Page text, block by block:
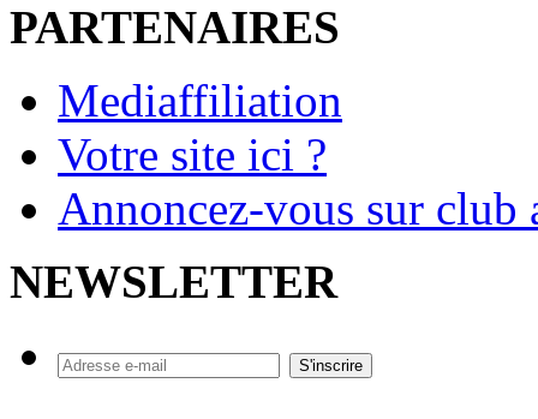
PARTENAIRES
Mediaffiliation
Votre site ici ?
Annoncez-vous sur
NEWSLETTER